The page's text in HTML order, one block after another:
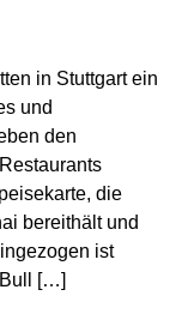
in Stuttgart ein
und
den
die
bereithält und
ist
[…]